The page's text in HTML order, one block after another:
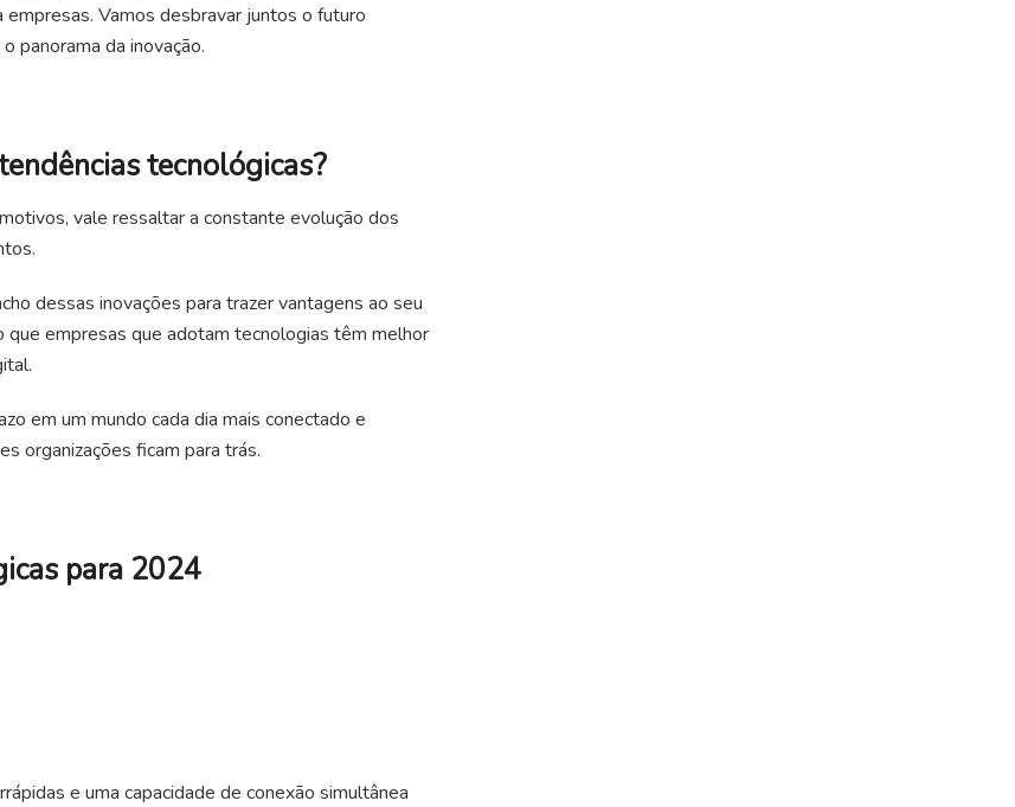
Vamos desbravar juntos o futuro
panorama da inovação.
tecnológicas?
vale ressaltar a constante evolução dos
dessas inovações para trazer vantagens ao seu
empresas que adotam tecnologias têm melhor
em um mundo cada dia mais conectado e
organizações ficam para trás.
para 2024
e uma capacidade de conexão simultânea